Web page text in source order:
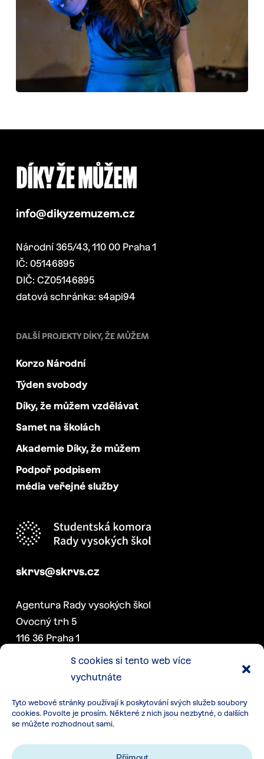
S cookies si tento web více
vychutnáte
Tyto webové stránky používají k poskytování svých služeb soubory
cookies. Povolte je prosím. Některé z nich jsou nezbytné, o dalších
se můžete rozhodnout sami.
info@dikyzemuzem.cz
Národní 365/43, 110 00 Praha 1
IČ: 05146895
DIČ: CZ05146895
datová schránka: s4api94
DALŠÍ PROJEKTY DÍKY, ŽE MŮŽEM
Korzo Národní
Týden svobody
Díky, že můžem vzdělávat
Samet na školách
Akademie Díky, že můžem
Podpoř podpisem
média veřejné služby
skrvs@skrvs.cz
Agentura Rady vysokých škol
Ovocný trh 5
116 36 Praha 1
DALŠÍ PROJEKTY SK RVŠ
Konference akademických
senátorek a senátorů